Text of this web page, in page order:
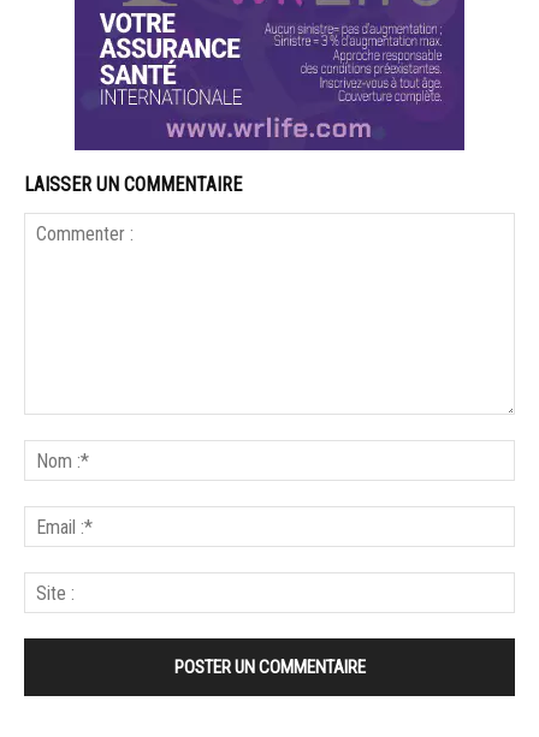
LAISSER UN COMMENTAIRE